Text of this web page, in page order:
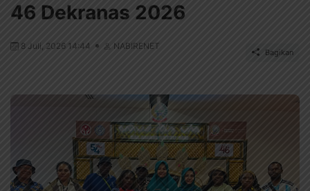
46 Dekranas 2026
8 Juli, 2026 14:44 NABIRENET
Bagikan